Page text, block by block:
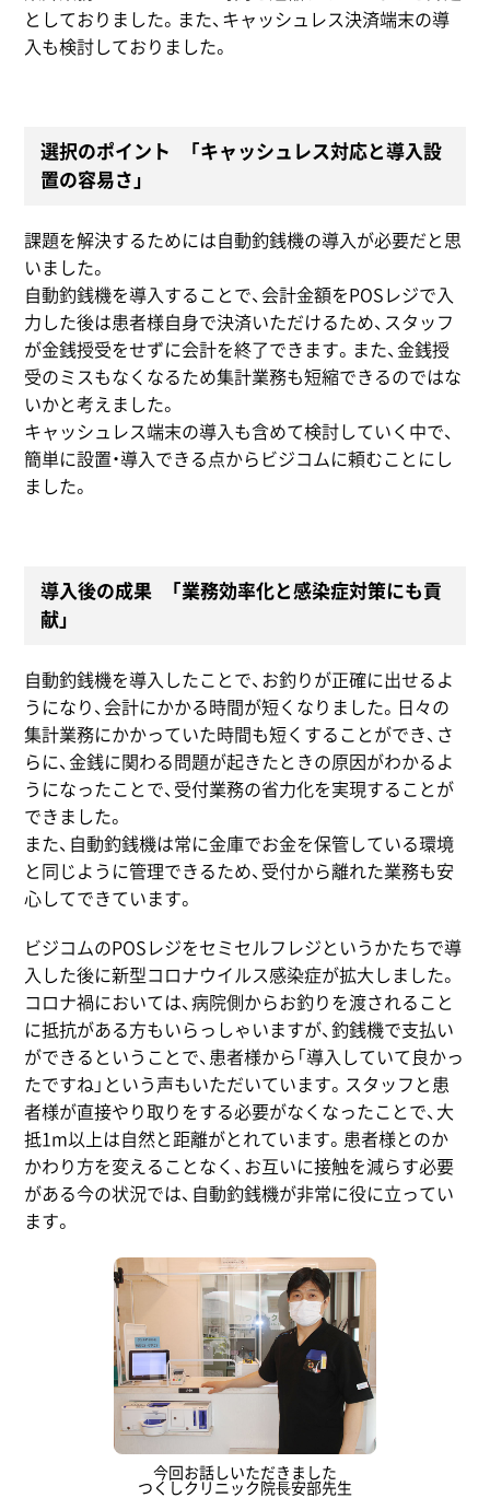
としておりました。また、キャッシュレス決済端末の導
入も検討しておりました。
選択のポイント 「キャッシュレス対応と導入設
置の容易さ」
課題を解決するためには自動釣銭機の導入が必要だと思
いました。
自動釣銭機を導入することで、会計金額をPOSレジで入
力した後は患者様自身で決済いただけるため、スタッフ
が金銭授受をせずに会計を終了できます。また、金銭授
受のミスもなくなるため集計業務も短縮できるのではな
いかと考えました。
キャッシュレス端末の導入も含めて検討していく中で、
簡単に設置・導入できる点からビジコムに頼むことにし
ました。
導入後の成果 「業務効率化と感染症対策にも貢
献」
自動釣銭機を導入したことで、お釣りが正確に出せるよ
うになり、会計にかかる時間が短くなりました。日々の
集計業務にかかっていた時間も短くすることができ、さ
らに、金銭に関わる問題が起きたときの原因がわかるよ
うになったことで、受付業務の省力化を実現することが
できました。
また、自動釣銭機は常に金庫でお金を保管している環境
と同じように管理できるため、受付から離れた業務も安
心してできています。
ビジコムのPOSレジをセミセルフレジというかたちで導
入した後に新型コロナウイルス感染症が拡大しました。
コロナ禍においては、病院側からお釣りを渡されること
に抵抗がある方もいらっしゃいますが、釣銭機で支払い
ができるということで、患者様から「導入していて良かっ
たですね」という声もいただいています。スタッフと患
者様が直接やり取りをする必要がなくなったことで、大
抵1m以上は自然と距離がとれています。患者様とのか
かわり方を変えることなく、お互いに接触を減らす必要
がある今の状況では、自動釣銭機が非常に役に立ってい
ます。
今回お話しいただきました
つくしクリニック院⾧安部先生